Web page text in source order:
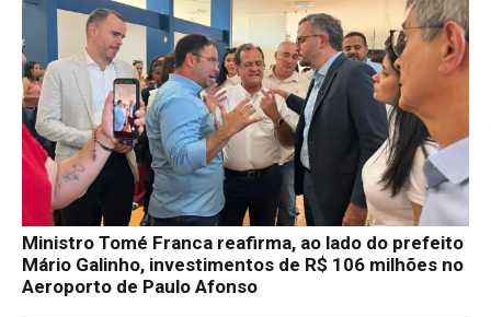
Ministro Tomé Franca reafirma, ao lado do prefeito
Mário Galinho, investimentos de R$ 106 milhões no
Aeroporto de Paulo Afonso